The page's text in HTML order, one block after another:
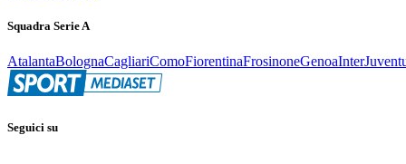
Squadra Serie A
AtalantaBolognaCagliariComoFiorentinaFrosinoneGenoaInter
Seguici su